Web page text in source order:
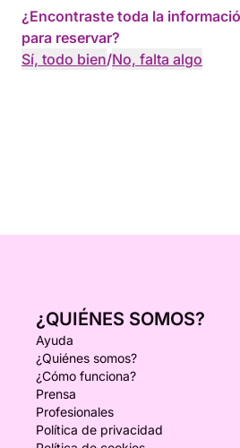
¿Encontraste toda la
para reservar?
Sí, todo bien/No, falta algo
¿QUIÉNES SOMOS?
Ayuda
¿Quiénes somos?
¿Cómo funciona?
Prensa
Profesionales
Política de privacidad